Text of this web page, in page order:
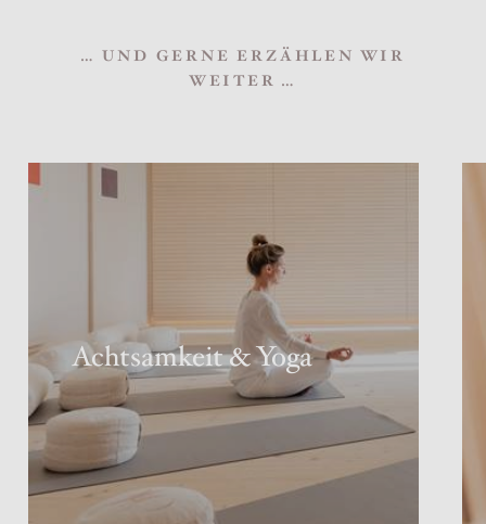
… UND GERNE ERZÄHLEN WIR
WEITER …
Achtsamkeit & Yoga